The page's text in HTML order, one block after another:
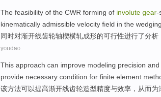
The feasibility of the CWR forming of involute gear-
kinematically admissible velocity field in the wedging
同时对渐开线齿轮轴楔横轧成形的可行性进行了分析
youdao
This approach can improve modeling precision and
provide necessary condition for finite element
该方法可以提高渐开线齿轮造型精度与效率 ，从而为